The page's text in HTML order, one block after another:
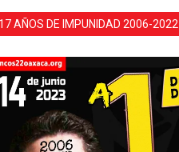
17 AÑOS DE IMPUNIDAD 2006-2022